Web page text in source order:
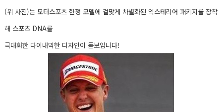
(위 사진)는 모터스포츠 한정 모델에 걸맞게 차별화된 익스테리어 패키지를 장착
해 스포츠 DNA를
극대화한 다이내믹한 디자인이 돋보입니다!